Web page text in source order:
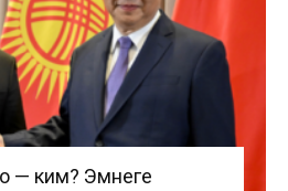
— ким? Эмнеге